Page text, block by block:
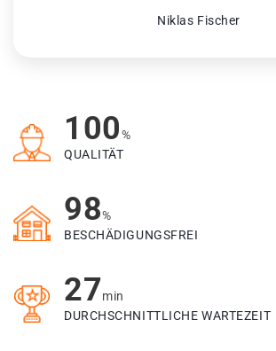
Niklas Fischer
100%
QUALITÄT
98%
BESCHÄDIGUNGSFREI
27min
DURCHSCHNITTLICHE WARTEZEIT